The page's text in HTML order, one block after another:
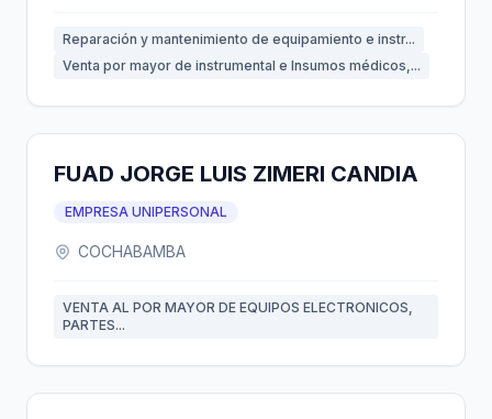
Reparación y mantenimiento de equipamiento e instr...
Venta por mayor de instrumental e Insumos médicos,...
FUAD JORGE LUIS ZIMERI CANDIA
EMPRESA UNIPERSONAL
COCHABAMBA
VENTA AL POR MAYOR DE EQUIPOS ELECTRONICOS,
PARTES...